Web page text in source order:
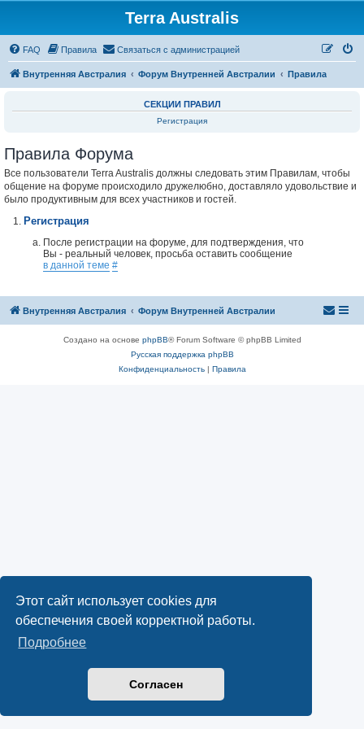
Этот сайт использует cookies для
обеспечения своей корректной работы.
Подробнее
Согласен
Terra Australis
FAQ Правила Связаться с администрацией
Внутренняя Австралия Форум Внутренней Австралии Правила
СЕКЦИИ ПРАВИЛ
Регистрация
Правила Форума
Все пользователи Terra Australis должны следовать этим Правилам, чтобы
общение на форуме происходило дружелюбно, доставляло удовольствие и
было продуктивным для всех участников и гостей.
Регистрация
После регистрации на форуме, для подтверждения, что
Вы - реальный человек, просьба оставить сообщение
в данной теме #
Внутренняя Австралия Форум Внутренней Австралии
Создано на основе phpBB® Forum Software © phpBB Limited
Русская поддержка phpBB
Конфиденциальность| Правила